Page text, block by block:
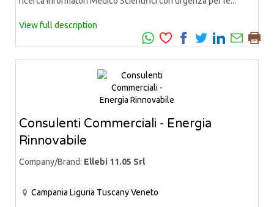
View full description
Consulenti Commerciali - Energia
Rinnovabile
Company/Brand: Ellebi 11.05 Srl
Campania Liguria TuscanyVeneto